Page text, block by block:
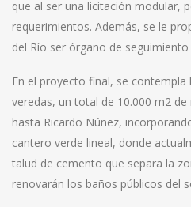
que al ser una licitación modular,
requerimientos. Además, se le
del Río ser órgano de
En el proyecto final, se
veredas, un total de 10.000 m2 de
hasta Ricardo Núñez,
cantero verde lineal, donde
talud de cemento que separa la
renovarán los baños públicos del